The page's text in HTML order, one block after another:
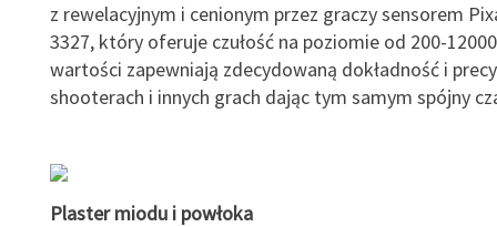
z rewelacyjnym i cenionym przez graczy sensorem
3327, który oferuje czułość na poziomie od 200-
wartości zapewniają zdecydowaną dokładność i
shooterach i innych grach dając tym samym spójny
Plaster miodu i powłoka